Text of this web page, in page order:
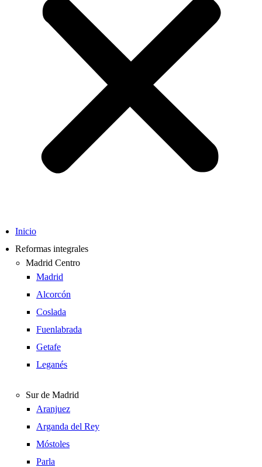
Inicio
Reformas integrales
Madrid Centro
Madrid
Alcorcón
Coslada
Fuenlabrada
Getafe
Leganés
Sur de Madrid
Aranjuez
Arganda del Rey
Móstoles
Parla